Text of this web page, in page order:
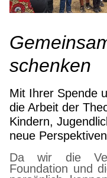
schenken
Mit Ihrer Spende
die Arbeit der
Kindern,
neue
Da wir die
Foundation und